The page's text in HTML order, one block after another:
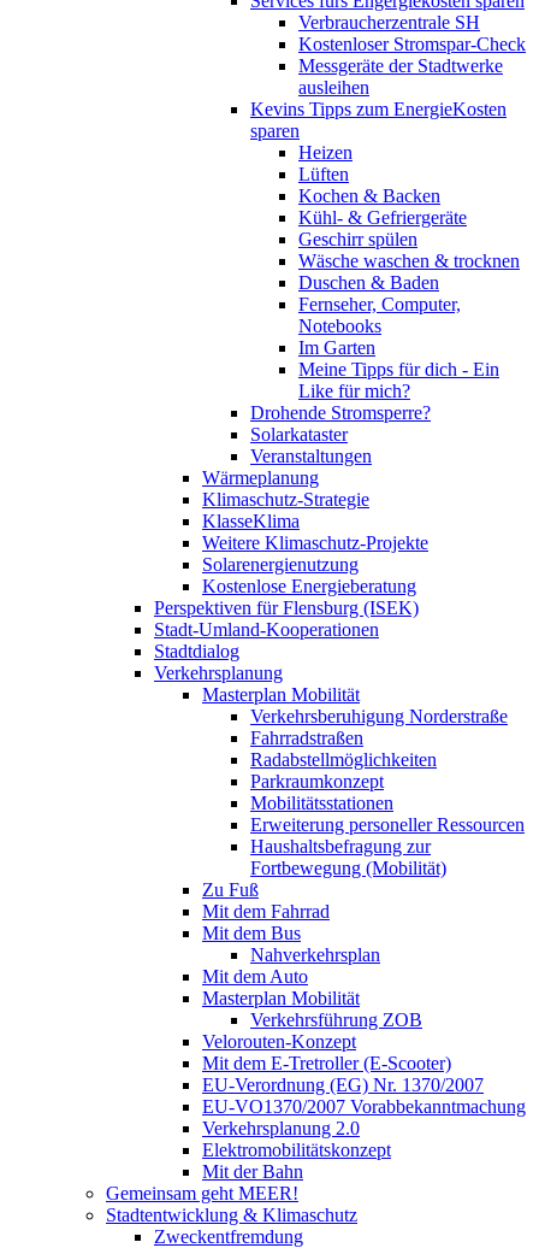
Verbraucherzentrale SH
Kostenloser Stromspar-Check
Messgeräte der Stadtwerke
ausleihen
Kevins Tipps zum EnergieKosten
sparen
Heizen
Lüften
Kochen & Backen
Kühl- & Gefriergeräte
Geschirr spülen
Wäsche waschen & trocknen
Duschen & Baden
Fernseher, Computer,
Notebooks
Im Garten
Meine Tipps für dich - Ein
Like für mich?
Drohende Stromsperre?
Solarkataster
Veranstaltungen
Wärmeplanung
Klimaschutz-Strategie
KlasseKlima
Weitere Klimaschutz-Projekte
Solarenergienutzung
Kostenlose Energieberatung
Perspektiven für Flensburg (ISEK)
Stadt-Umland-Kooperationen
Stadtdialog
Verkehrsplanung
Masterplan Mobilität
Verkehrsberuhigung Norderstraße
Fahrradstraßen
Radabstellmöglichkeiten
Parkraumkonzept
Mobilitätsstationen
Erweiterung personeller Ressourcen
Haushaltsbefragung zur
Fortbewegung (Mobilität)
Zu Fuß
Mit dem Fahrrad
Mit dem Bus
Nahverkehrsplan
Mit dem Auto
Masterplan Mobilität
Verkehrsführung ZOB
Velorouten-Konzept
Mit dem E-Tretroller (E-Scooter)
EU-Verordnung (EG) Nr. 1370/2007
EU-VO1370/2007 Vorabbekanntmachung
Verkehrsplanung 2.0
Elektromobilitätskonzept
Mit der Bahn
Gemeinsam geht MEER!
Stadtentwicklung & Klimaschutz
Zweckentfremdung